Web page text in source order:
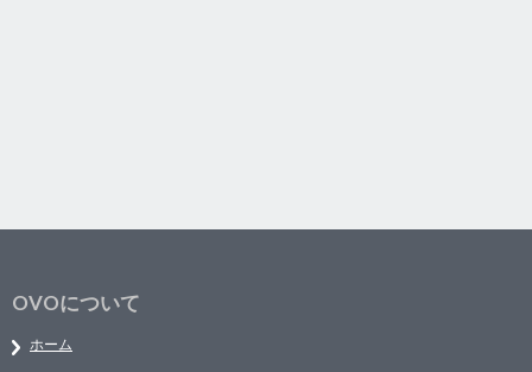
OVOについて
ホーム